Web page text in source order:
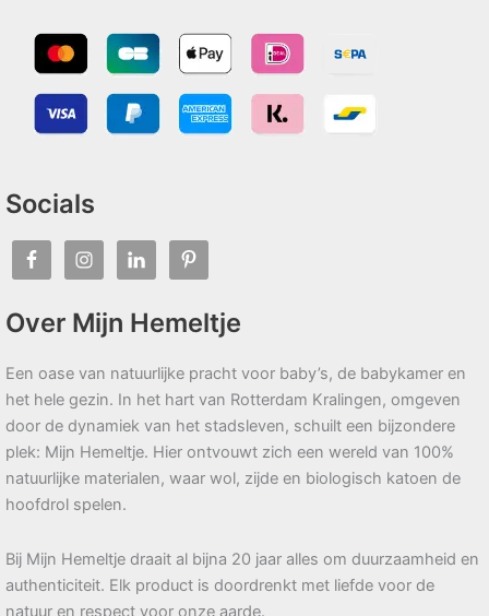
Socials
Over Mijn Hemeltje
Een oase van natuurlijke pracht voor baby’s, de babykamer en
het hele gezin. In het hart van Rotterdam Kralingen, omgeven
door de dynamiek van het stadsleven, schuilt een bijzondere
plek: Mijn Hemeltje. Hier ontvouwt zich een wereld van 100%
natuurlijke materialen, waar wol, zijde en biologisch katoen de
hoofdrol spelen.
Bij Mijn Hemeltje draait al bijna 20 jaar alles om duurzaamheid en
authenticiteit. Elk product is doordrenkt met liefde voor de
natuur en respect voor onze aarde.